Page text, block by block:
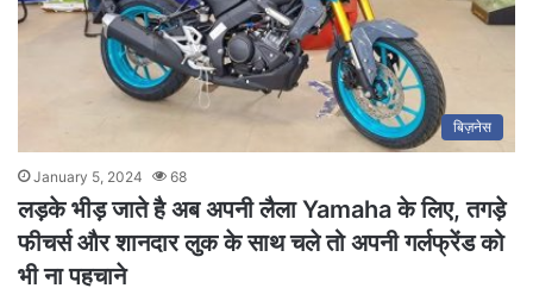
बिज़नेस
January 5, 2024 68
लड़के भीड़ जाते है अब अपनी लैला Yamaha के लिए, तगड़े
फीचर्स और शानदार लुक के साथ चले तो अपनी गर्लफ्रेंड को
भी ना पहचाने